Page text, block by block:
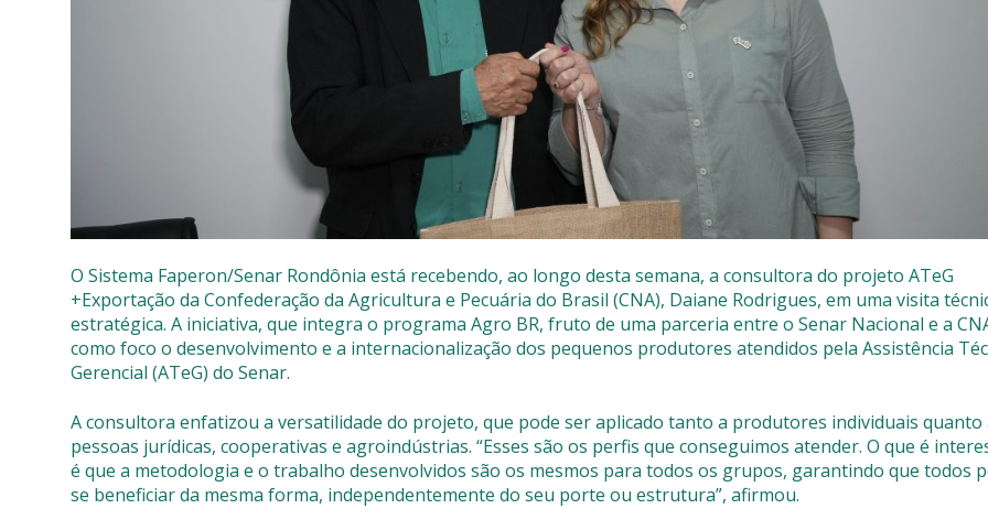
Gerador Senha
Solicitações LGPD
O Sistema Faperon/Senar Rondônia está recebendo, ao longo desta semana, a consultora do projeto ATeG
+Exportação da Confederação da Agricultura e Pecuária do Brasil (CNA), Daiane Rodrigues, em uma visita
estratégica. A iniciativa, que integra o programa Agro BR, fruto de uma parceria entre o Senar Nacional e a
como foco o desenvolvimento e a internacionalização dos pequenos produtores atendidos pela Assistência
Gerencial (ATeG) do Senar.
A consultora enfatizou a versatilidade do projeto, que pode ser aplicado tanto a produtores individuais quanto
pessoas jurídicas, cooperativas e agroindústrias. “Esses são os perfis que conseguimos atender. O que é
é que a metodologia e o trabalho desenvolvidos são os mesmos para todos os grupos, garantindo que todos
se beneficiar da mesma forma, independentemente do seu porte ou estrutura”, afirmou.